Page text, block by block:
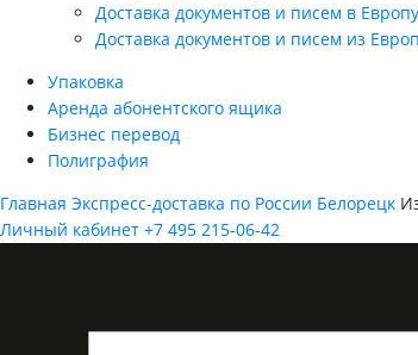
Доставка документов и писем в Европу
Доставка документов и писем из
Упаковка
Аренда абонентского ящика
Бизнес перевод
Полиграфия
Главная Экспресс-доставка по России Белорецк
Личный кабинет +7 495 215-06-42